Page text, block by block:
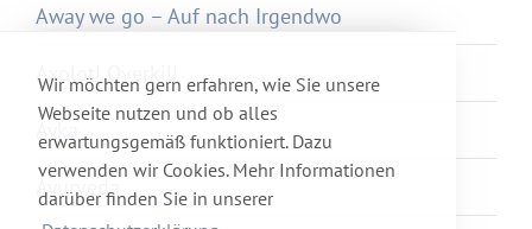
Wir möchten gern erfahren, wie Sie unsere
Webseite nutzen und ob alles
erwartungsgemäß funktioniert. Dazu
verwenden wir Cookies. Mehr Informationen
darüber finden Sie in unserer
Away we go – Auf nach Irgendwo
Axolotl Overkill
Ayurveda